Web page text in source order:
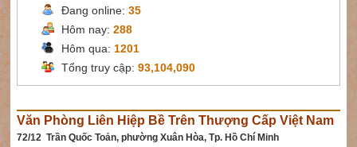
Đang online:35
Hôm nay:288
Hôm qua: 1201
Tổng truy cập:93,104,090
Văn Phòng Liên Hiệp Bề Trên Thượng Cấp Việt Nam
72/12 Trần Quốc Toản, phường Xuân Hòa, Tp. Hồ Chí Minh